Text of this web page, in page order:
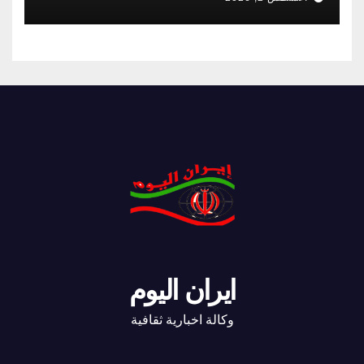
ايران اليوم
وكالة اخبارية ثقافية